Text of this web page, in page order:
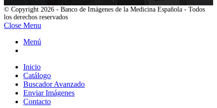
© Copyright 2026 - Banco de Imágenes de la Medicina Española - Todos
los derechos reservados
Close Menu
Menú
Inicio
Catálogo
Buscador Avanzado
Enviar Imágenes
Contacto